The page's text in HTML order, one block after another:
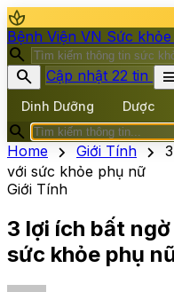
spa
Bệnh Viện VN Sức
search
search
Cập nhật 22 tin
Dinh Dưỡng Dược
search
Home chevron_right Giới Tính chevron_right
với sức khỏe phụ nữ
Giới Tính
3 lợi ích bất
sức khỏe phụ